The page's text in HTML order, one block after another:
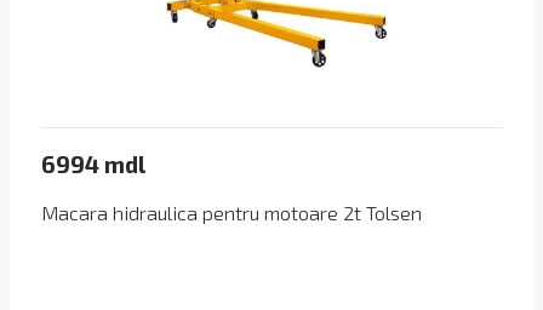
6994 mdl
Macara hidraulica pentru motoare 2t Tolsen